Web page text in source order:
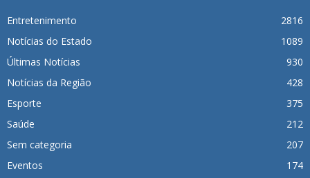
Entretenimento
2816
Notícias do Estado
1089
Últimas Notícias
930
Notícias da Região
428
Esporte
375
Saúde
212
Sem categoria
207
Eventos
174